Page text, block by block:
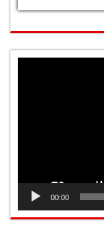
00:00